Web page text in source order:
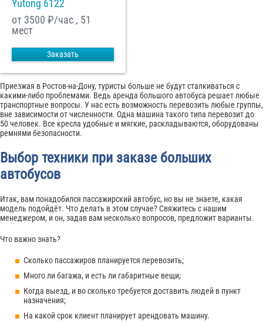
Yutong 6122
от 3500 ₽/час , 51
мест
Заказать
Приезжая в Ростов-на-Дону, туристы больше не будут сталкиваться с
какими-либо проблемами. Ведь аренда большого автобуса решает любые
транспортные вопросы. У нас есть возможность перевозить любые группы,
вне зависимости от численности. Одна машина такого типа перевозит до
50 человек. Все кресла удобные и мягкие, раскладываются, оборудованы
ремнями безопасности.
Выбор техники при заказе больших
автобусов
Итак, вам понадобился пассажирский автобус, но вы не знаете, какая
модель подойдёт. Что делать в этом случае? Свяжитесь с нашим
менеджером, и он, задав вам несколько вопросов, предложит варианты.
Что важно знать?
Сколько пассажиров планируется перевозить;
Много ли багажа, и есть ли габаритные вещи;
Когда выезд, и во сколько требуется доставить людей в пункт
назначения;
На какой срок клиент планирует арендовать машину.